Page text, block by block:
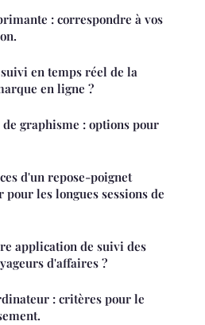
: correspondre à vos
en temps réel de la
en ligne ?
graphisme : options pour
d'un repose-poignet
les longues sessions de
application de suivi des
d'affaires ?
: critères pour le